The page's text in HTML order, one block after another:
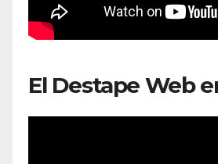
El Destape Web